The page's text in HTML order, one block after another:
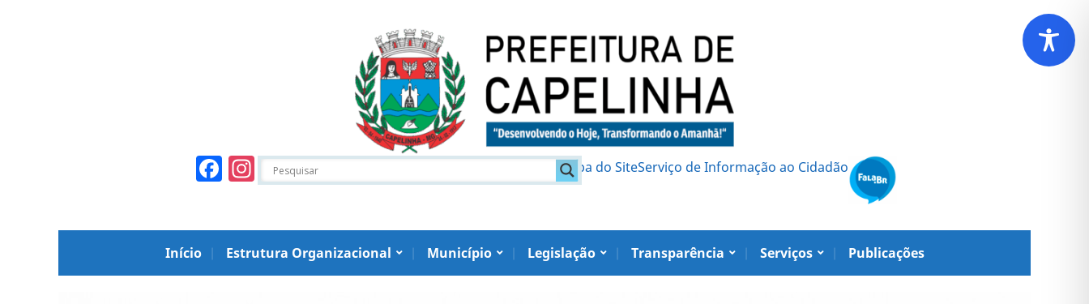
Facebook
Instagram Mapa do SiteServiço de Informação ao Cidadão
Início Estrutura Organizacional Município Legislação Transparência Serviços Publicações